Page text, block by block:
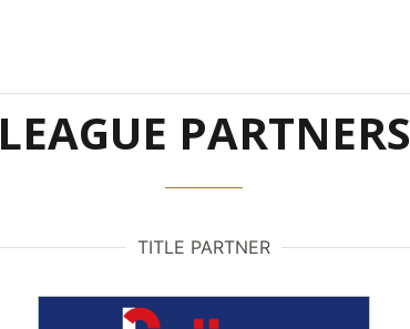
LEAGUE PARTNERS
TITLE PARTNER